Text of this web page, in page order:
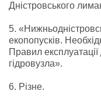
Дністровського
5.
екопопусків.
Правил
гідровузла».
6. Різне.